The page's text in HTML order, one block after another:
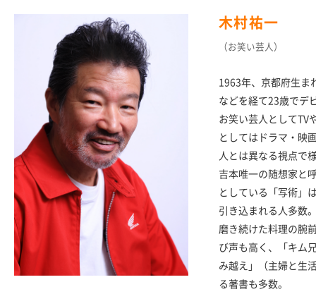
木村祐一
（お笑い芸人）
1963年、京都府生ま
などを経て23歳でデ
お笑い芸人としてTV
としてはドラマ・映
人とは異なる視点で
吉本唯一の随想家と
としている「写術」
引き込まれる人多数
磨き続けた料理の腕
び声も高く、「キム
み越え」（主婦と生
る著書も多数。